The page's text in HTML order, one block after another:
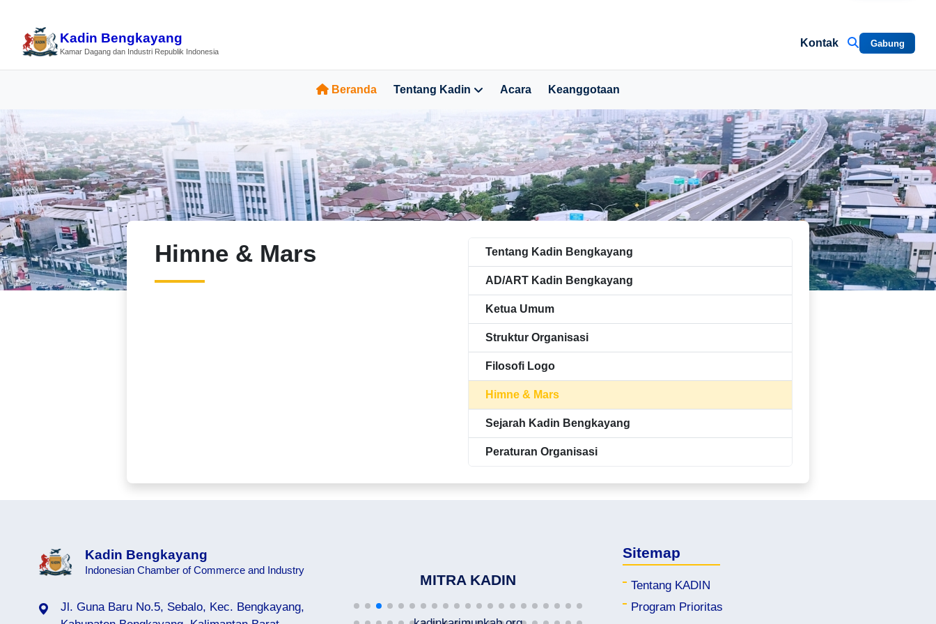
Kadin Bengkayang
Kamar Dagang dan Industri Republik Indonesia
Kontak Gabung
Beranda Tentang Kadin Acara Keanggotaan
Himne & Mars Tentang Kadin Bengkayang
AD/ART Kadin Bengkayang
Ketua Umum
Struktur Organisasi
Filosofi Logo
Himne & Mars
Sejarah Kadin Bengkayang
Peraturan Organisasi
Kadin Bengkayang
Indonesian Chamber of Commerce and Industry
Jl. Guna Baru No.5, Sebalo, Kec. Bengkayang,
MITRA KADIN
Sitemap
Tentang KADIN
Program Prioritas